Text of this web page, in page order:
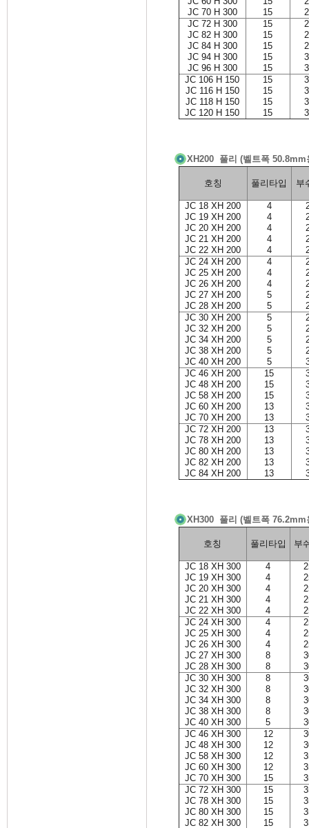
JC 70 H 300
15
JC 72 H 300
JC 82 H 300
JC 84 H 300
JC 94 H 300
JC 96 H 300
15
15
15
15
15
JC 106 H 150
JC 116 H 150
JC 118 H 150
JC 120 H 150
15
15
15
15
XH200 풀리 (벨트폭 50.8mm
호칭 풀리타입 부
JC 18 XH 200
JC 19 XH 200
JC 20 XH 200
JC 21 XH 200
JC 22 XH 200
4
4
4
4
4
JC 24 XH 200
JC 25 XH 200
JC 26 XH 200
JC 27 XH 200
JC 28 XH 200
4
4
4
5
5
JC 30 XH 200
JC 32 XH 200
JC 34 XH 200
JC 38 XH 200
JC 40 XH 200
5
5
5
5
5
JC 46 XH 200
JC 48 XH 200
JC 58 XH 200
JC 60 XH 200
JC 70 XH 200
15
15
15
13
13
JC 72 XH 200
JC 78 XH 200
JC 80 XH 200
JC 82 XH 200
JC 84 XH 200
13
13
13
13
13
XH300 풀리 (벨트폭 76.2mm
호칭 풀리타입 부
JC 18 XH 300
JC 19 XH 300
JC 20 XH 300
JC 21 XH 300
JC 22 XH 300
4
4
4
4
4
JC 24 XH 300
JC 25 XH 300
JC 26 XH 300
JC 27 XH 300
JC 28 XH 300
4
4
4
8
8
JC 30 XH 300
JC 32 XH 300
JC 34 XH 300
JC 38 XH 300
JC 40 XH 300
8
8
8
8
5
JC 46 XH 300
JC 48 XH 300
JC 58 XH 300
JC 60 XH 300
JC 70 XH 300
12
12
12
12
15
JC 72 XH 300
JC 78 XH 300
JC 80 XH 300
JC 82 XH 300
15
15
15
15